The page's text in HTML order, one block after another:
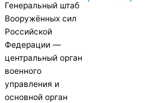
Генеральный штаб
Вооружённых сил
Российской
Федерации —
центральный орган
военного
управления и
основной орган